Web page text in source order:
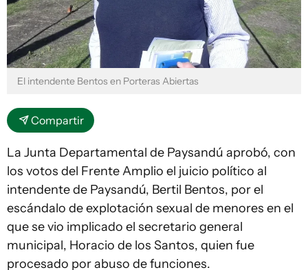
El intendente Bentos en Porteras Abiertas
Compartir
La Junta Departamental de Paysandú aprobó, con
los votos del Frente Amplio el juicio político al
intendente de Paysandú, Bertil Bentos, por el
escándalo de explotación sexual de menores en el
que se vio implicado el secretario general
municipal, Horacio de los Santos, quien fue
procesado por abuso de funciones.